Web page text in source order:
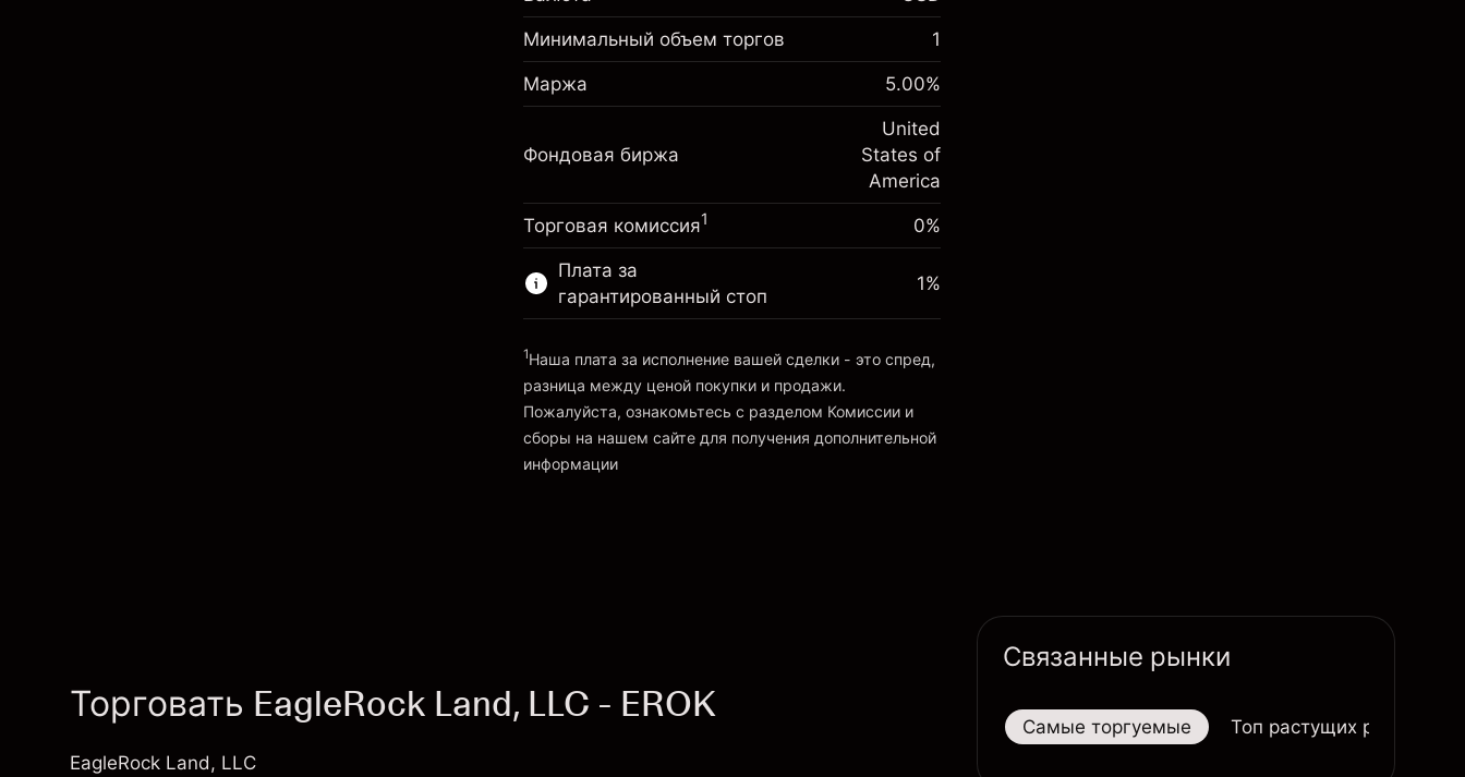
инвестиции
Корректировка за
овернайт
Сборы рассчитываются от
полной стоимости позиции
-0.02154
Размер сделки с левереджем ~
$20,000.00
Средства от левереджа ~ $
$19,000.00
Перейти на платформу
Маржа. Ваши
$1,000.00
Корректировка за
Сборы рассчитываются от
полной стоимости позиции
-0.000682
(-$0.14)
Размер сделки с левереджем ~
Средства от левереджа ~ $
Перейти на платформу
Минимальный объем торгов 1
Маржа 5.00%
Фондовая биржа
United
States of
America
Торговая комиссия1 0%
Плата за
гарантированный стоп
«Комиссии и сборы»
1%
1Наша плата за исполнение вашей сделки - это спред,
разница между ценой покупки и продажи.
Пожалуйста, ознакомьтесь с разделом Комиссии и
сборы на нашем сайте для получения дополнительной
информации
Торговать EagleRock Land, LLC - EROK
EagleRock Land, LLC
Связанные рынки
Самые торгуемые Топ растущих рынков